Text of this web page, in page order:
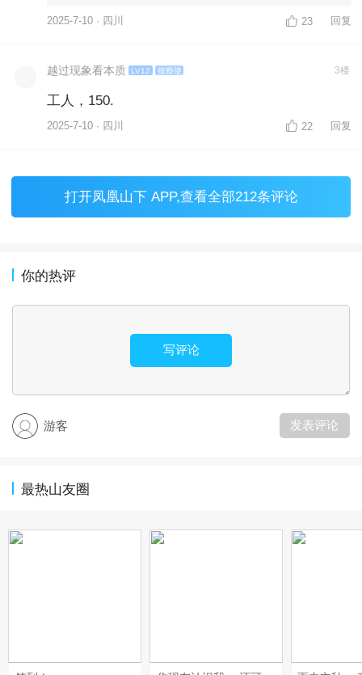
2025-7-10 · 四川 23 回复
越过现象看本质 LV12 按察使 3楼
工人，150.
2025-7-10 · 四川 22 回复
打开凤凰山下 APP,查看全部212条评论
你的热评
写评论
游客 发表评论
最热山友圈